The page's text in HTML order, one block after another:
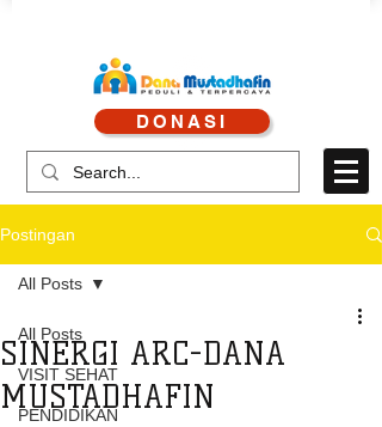
CALL CENTRE : 0878
CALL LAYANAN : 0813
DONASI
Postingan
All Posts
VISIT SEHAT
PENDIDIKAN
All Posts
SINERGI ARC-DANA
MUSTADHAFIN